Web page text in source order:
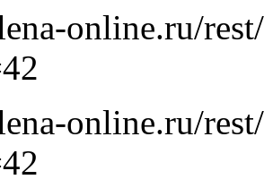
online.ru/
online.ru/